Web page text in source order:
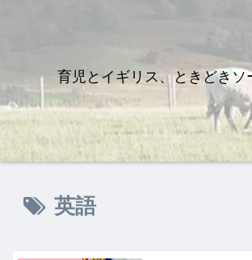
育児とイギリス、ときどきソ
英語